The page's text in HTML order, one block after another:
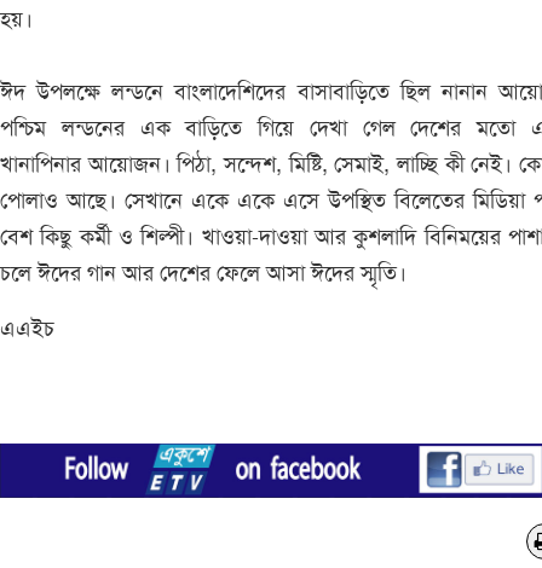
হয়।
ঈদ উপলক্ষে লন্ডনে বাংলাদেশিদের বাসাবাড়িতে ছিল নানান
পশ্চিম লন্ডনের এক বাড়িতে গিয়ে দেখা গেল দেশের মতো
খানাপিনার আয়োজন। পিঠা, সন্দেশ, মিষ্টি, সেমাই, লাচ্ছি কী নেই।
পোলাও আছে। সেখানে একে একে এসে উপস্থিত বিলেতের মিডিয়া
বেশ কিছু কর্মী ও শিল্পী। খাওয়া-দাওয়া আর কুশলাদি বিনিময়ের
চলে ঈদের গান আর দেশের ফেলে আসা ঈদের স্মৃতি।
এএইচ